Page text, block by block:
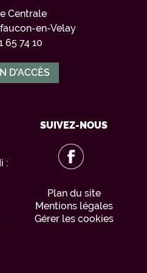
Centrale
en-Velay
65 74 10
D'ACCÈS
:
SUIVEZ-NOUS
Plan du site
Mentions légales
Gérer les cookies